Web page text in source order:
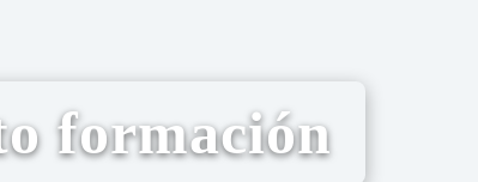
formación